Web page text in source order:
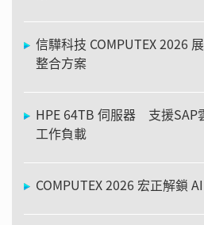
信驊科技 COMPUTEX 2026
整合方案
HPE 64TB 伺服器 支援SAP
工作負載
COMPUTEX 2026 宏正解鎖